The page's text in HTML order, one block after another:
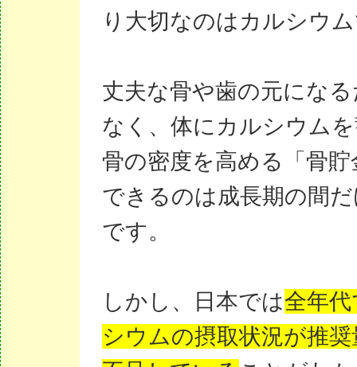
り大切なのはカルシウ
丈夫な骨や歯の元にな
なく、体にカルシウム
骨の密度を高める「骨貯
できるのは成長期の間
です。
しかし、日本では全年
シウムの摂取状況が推